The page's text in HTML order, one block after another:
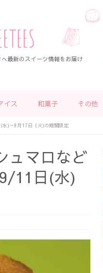
最新のスイーツ情報をお届け
イス 和菓子 その他
水)～9月17日（火)の期間限定
ュマロなど
11日(水)